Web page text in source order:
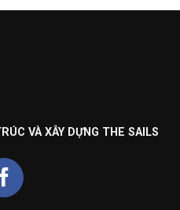
VÀ XÂY DỰNG THE SAILS